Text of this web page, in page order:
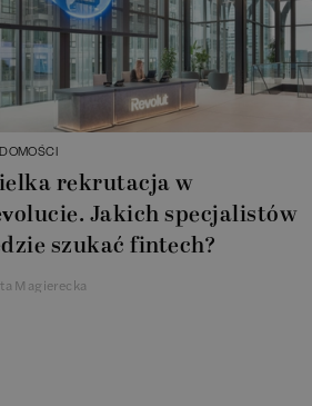
rekrutacja w
Jakich specjalistów
szukać fintech?
Magierecka